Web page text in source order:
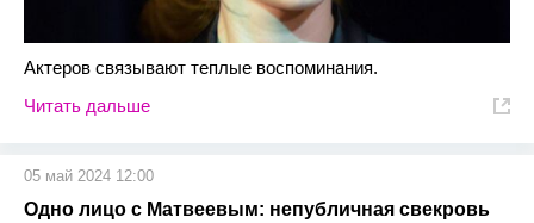
Актеров связывают теплые воспоминания.
Читать дальше
05 май 2024 12:00
Одно лицо с Матвеевым: непубличная свекровь